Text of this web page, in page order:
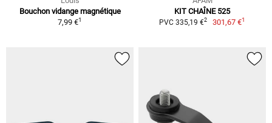
Bouchon vidange magnétique
7,99 €1
KIT CHAÎNE 525
PVC 335,19 €2 301,67 €1